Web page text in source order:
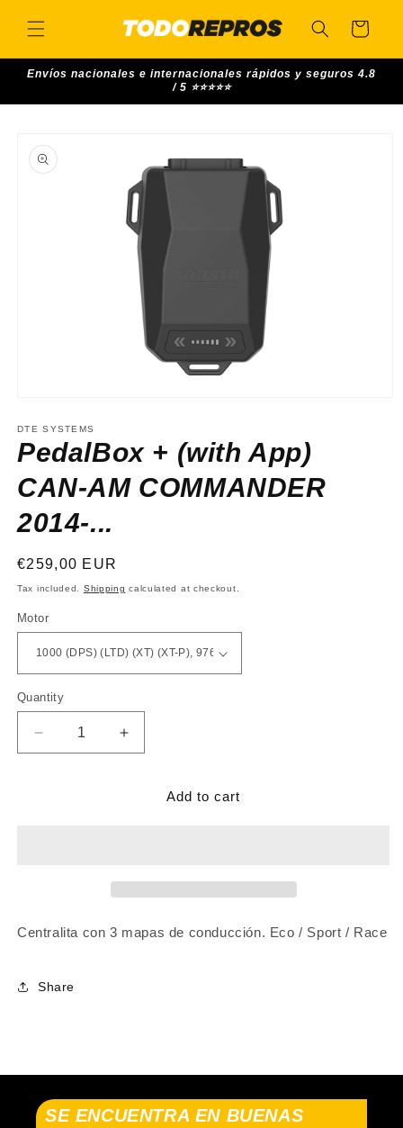
content
Cart
Envíos nacionales e internacionales rápidos y seguros 4.8
/ 5 ⭐⭐⭐⭐⭐
product
information
1
in
modal
DTE SYSTEMS
PedalBox + (with App)
CAN-AM COMMANDER
2014-...
Regular
price
€259,00 EUR
Tax included. Shipping calculated at checkout.
Motor
Quantity
Decrease
quantity
2014-...
Increase
quantity
PedalBox
2014-...
Add to cart
Centralita con 3 mapas de conducción. Eco / Sport / Race
Share
SE ENCUENTRA EN BUENAS